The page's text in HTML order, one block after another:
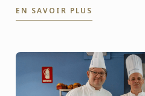
Après ...
EN SAVOIR PLUS